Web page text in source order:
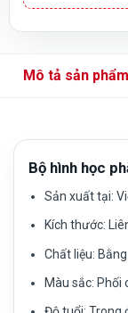
Mô tả sản phẩm
Bộ hình học
Sản xuất tại:
Kích thước:
Chất liệu:
Màu sắc: Phối